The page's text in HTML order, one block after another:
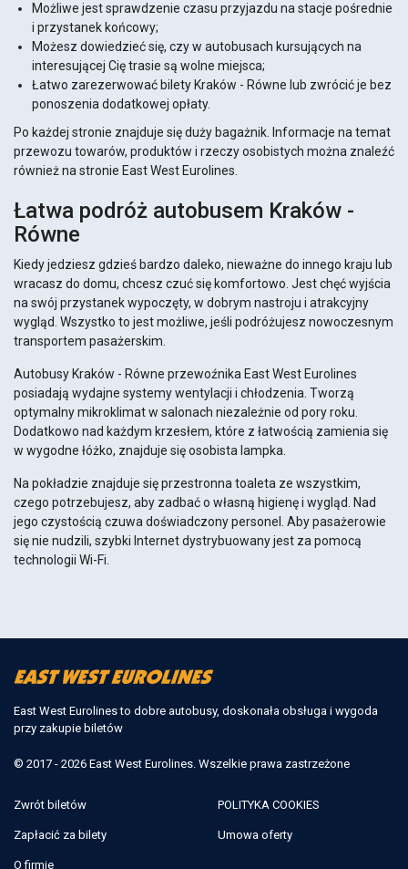
Możliwe jest sprawdzenie czasu przyjazdu na stacje pośrednie
i przystanek końcowy;
Możesz dowiedzieć się, czy w autobusach kursujących na
interesującej Cię trasie są wolne miejsca;
Łatwo zarezerwować bilety Kraków - Równe lub zwrócić je bez
ponoszenia dodatkowej opłaty.
Po każdej stronie znajduje się duży bagażnik. Informacje na temat
przewozu towarów, produktów i rzeczy osobistych można znaleźć
również na stronie East West Eurolines.
Łatwa podróż autobusem Kraków -
Równe
Kiedy jedziesz gdzieś bardzo daleko, nieważne do innego kraju lub
wracasz do domu, chcesz czuć się komfortowo. Jest chęć wyjścia
na swój przystanek wypoczęty, w dobrym nastroju i atrakcyjny
wygląd. Wszystko to jest możliwe, jeśli podróżujesz nowoczesnym
transportem pasażerskim.
Autobusy Kraków - Równe przewoźnika East West Eurolines
posiadają wydajne systemy wentylacji i chłodzenia. Tworzą
optymalny mikroklimat w salonach niezależnie od pory roku.
Dodatkowo nad każdym krzesłem, które z łatwością zamienia się
w wygodne łóżko, znajduje się osobista lampka.
Na pokładzie znajduje się przestronna toaleta ze wszystkim,
czego potrzebujesz, aby zadbać o własną higienę i wygląd. Nad
jego czystością czuwa doświadczony personel. Aby pasażerowie
się nie nudzili, szybki Internet dystrybuowany jest za pomocą
technologii Wi-Fi.
East West Eurolines to dobre autobusy, doskonała obsługa i wygoda
przy zakupie biletów
© 2017 - 2026 East West Eurolines. Wszelkie prawa zastrzeżone
Zwrót biletów
Zapłacić za bilety
O firmie
POLITYKA COOKIES
Umowa oferty